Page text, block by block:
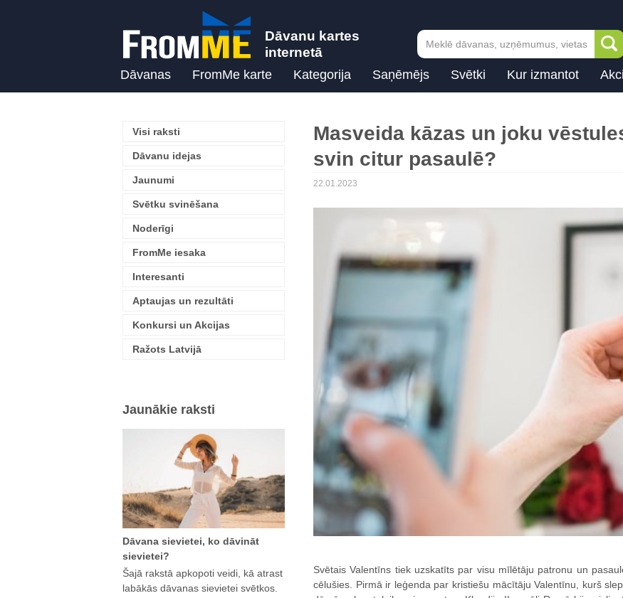
Dāvanu kartes
internetā
Dāvanas FromMe karte Kategorija Saņēmējs Svētki Kur izmantot
Visi raksti
Dāvanu idejas
Jaunumi
Svētku svinēšana
Noderīgi
FromMe iesaka
Interesanti
Aptaujas un rezultāti
Konkursi un Akcijas
Ražots Latvijā
Jaunākie raksti
Dāvana sievietei, ko dāvināt
sievietei?
Šajā rakstā apkopoti veidi, kā atrast
labākās dāvanas sievietei svētkos.
Masveida kāzas un joku
svin citur pasaulē?
22.01.2023
Svētais Valentīns tiek uzskatīts par visu mīlētāju patronu un
cēlušies. Pirmā ir leģenda par kristiešu mācītāju Valentīnu, kurš